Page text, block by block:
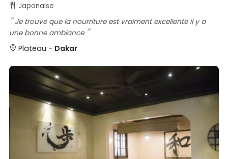
Japonaise
Je trouve que la nourriture est vraiment excellente il y a
une bonne ambiance
Plateau - Dakar